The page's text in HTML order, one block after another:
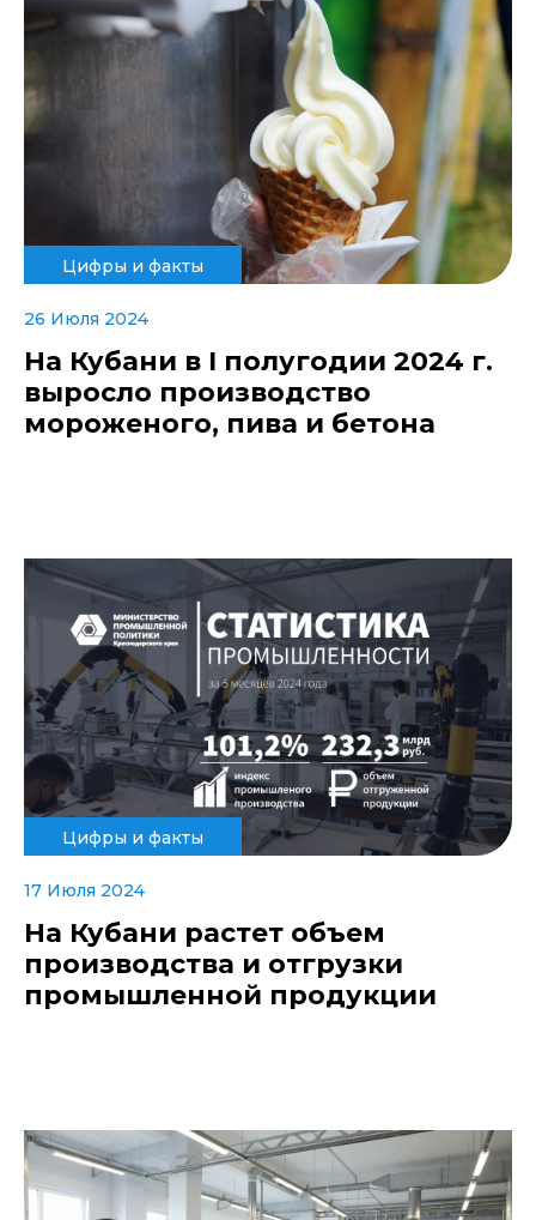
Цифры и факты
26 Июля 2024
На Кубани в I полугодии 2024 г.
выросло производство
мороженого, пива и бетона
Цифры и факты
17 Июля 2024
На Кубани растет объем
производства и отгрузки
промышленной продукции